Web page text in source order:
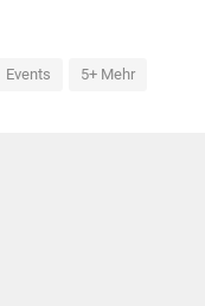
Events 5+ Mehr